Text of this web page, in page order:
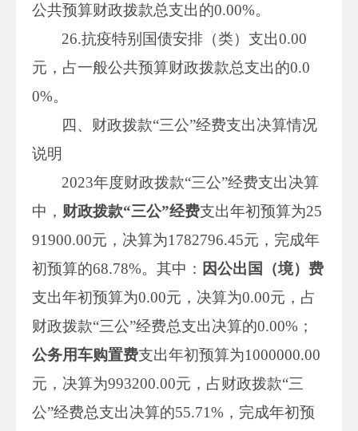
公共预算财政拨款总支出的0.00%。
26.抗疫特别国债安排（类）支出0.00
元，占一般公共预算财政拨款总支出的0.0
0%。
四、财政拨款“三公”经费支出决算情况
说明
2023年度财政拨款“三公”经费支出决算
中， 财政拨款“三公”经费支出年初预算为25
91900.00元，决算为1782796.45元，完成年
初预算的68.78%。其中： 因公出国（境）费
支出年初预算为0.00元，决算为0.00元，占
财政拨款“三公”经费总支出决算的0.00%；
公务用车购置费支出年初预算为1000000.00
元，决算为993200.00元，占财政拨款“三
公”经费总支出决算的55.71%，完成年初预